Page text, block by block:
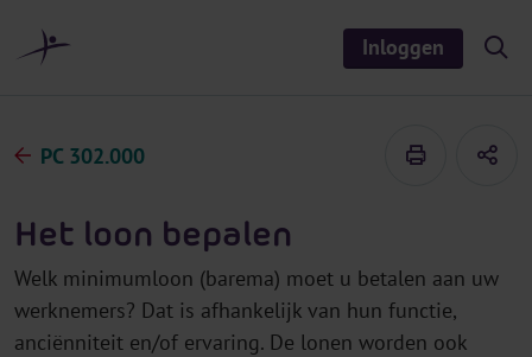
Inloggen
S
i
c
PC 302.000
Het loon bepalen
Welk minimumloon (barema) moet u betalen aan uw
werknemers? Dat is afhankelijk van hun functie,
anciënniteit en/of ervaring. De lonen worden ook